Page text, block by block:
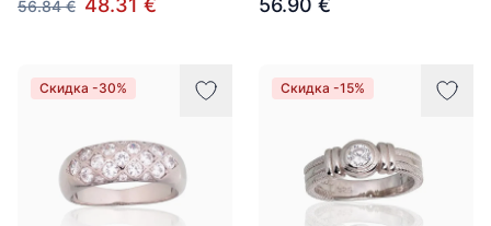
56.84 € 48.31 € 56.90 €
Скидка -30% Скидка -15%